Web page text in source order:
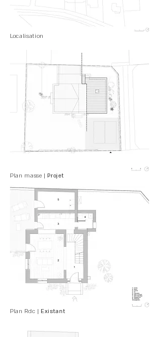
Localisation
Plan masse | Projet
Plan Rdc | Existant